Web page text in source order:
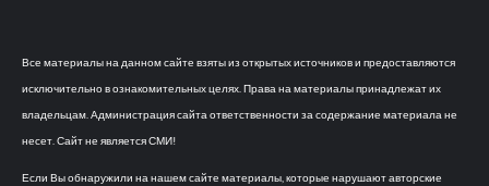
Все материалы на данном сайте взяты из открытых источников и предоставляются
исключительно в ознакомительных целях. Права на материалы принадлежат их
владельцам. Администрация сайта ответственности за содержание материала не
несет. Сайт не является СМИ!
Если Вы обнаружили на нашем сайте материалы, которые нарушают авторские